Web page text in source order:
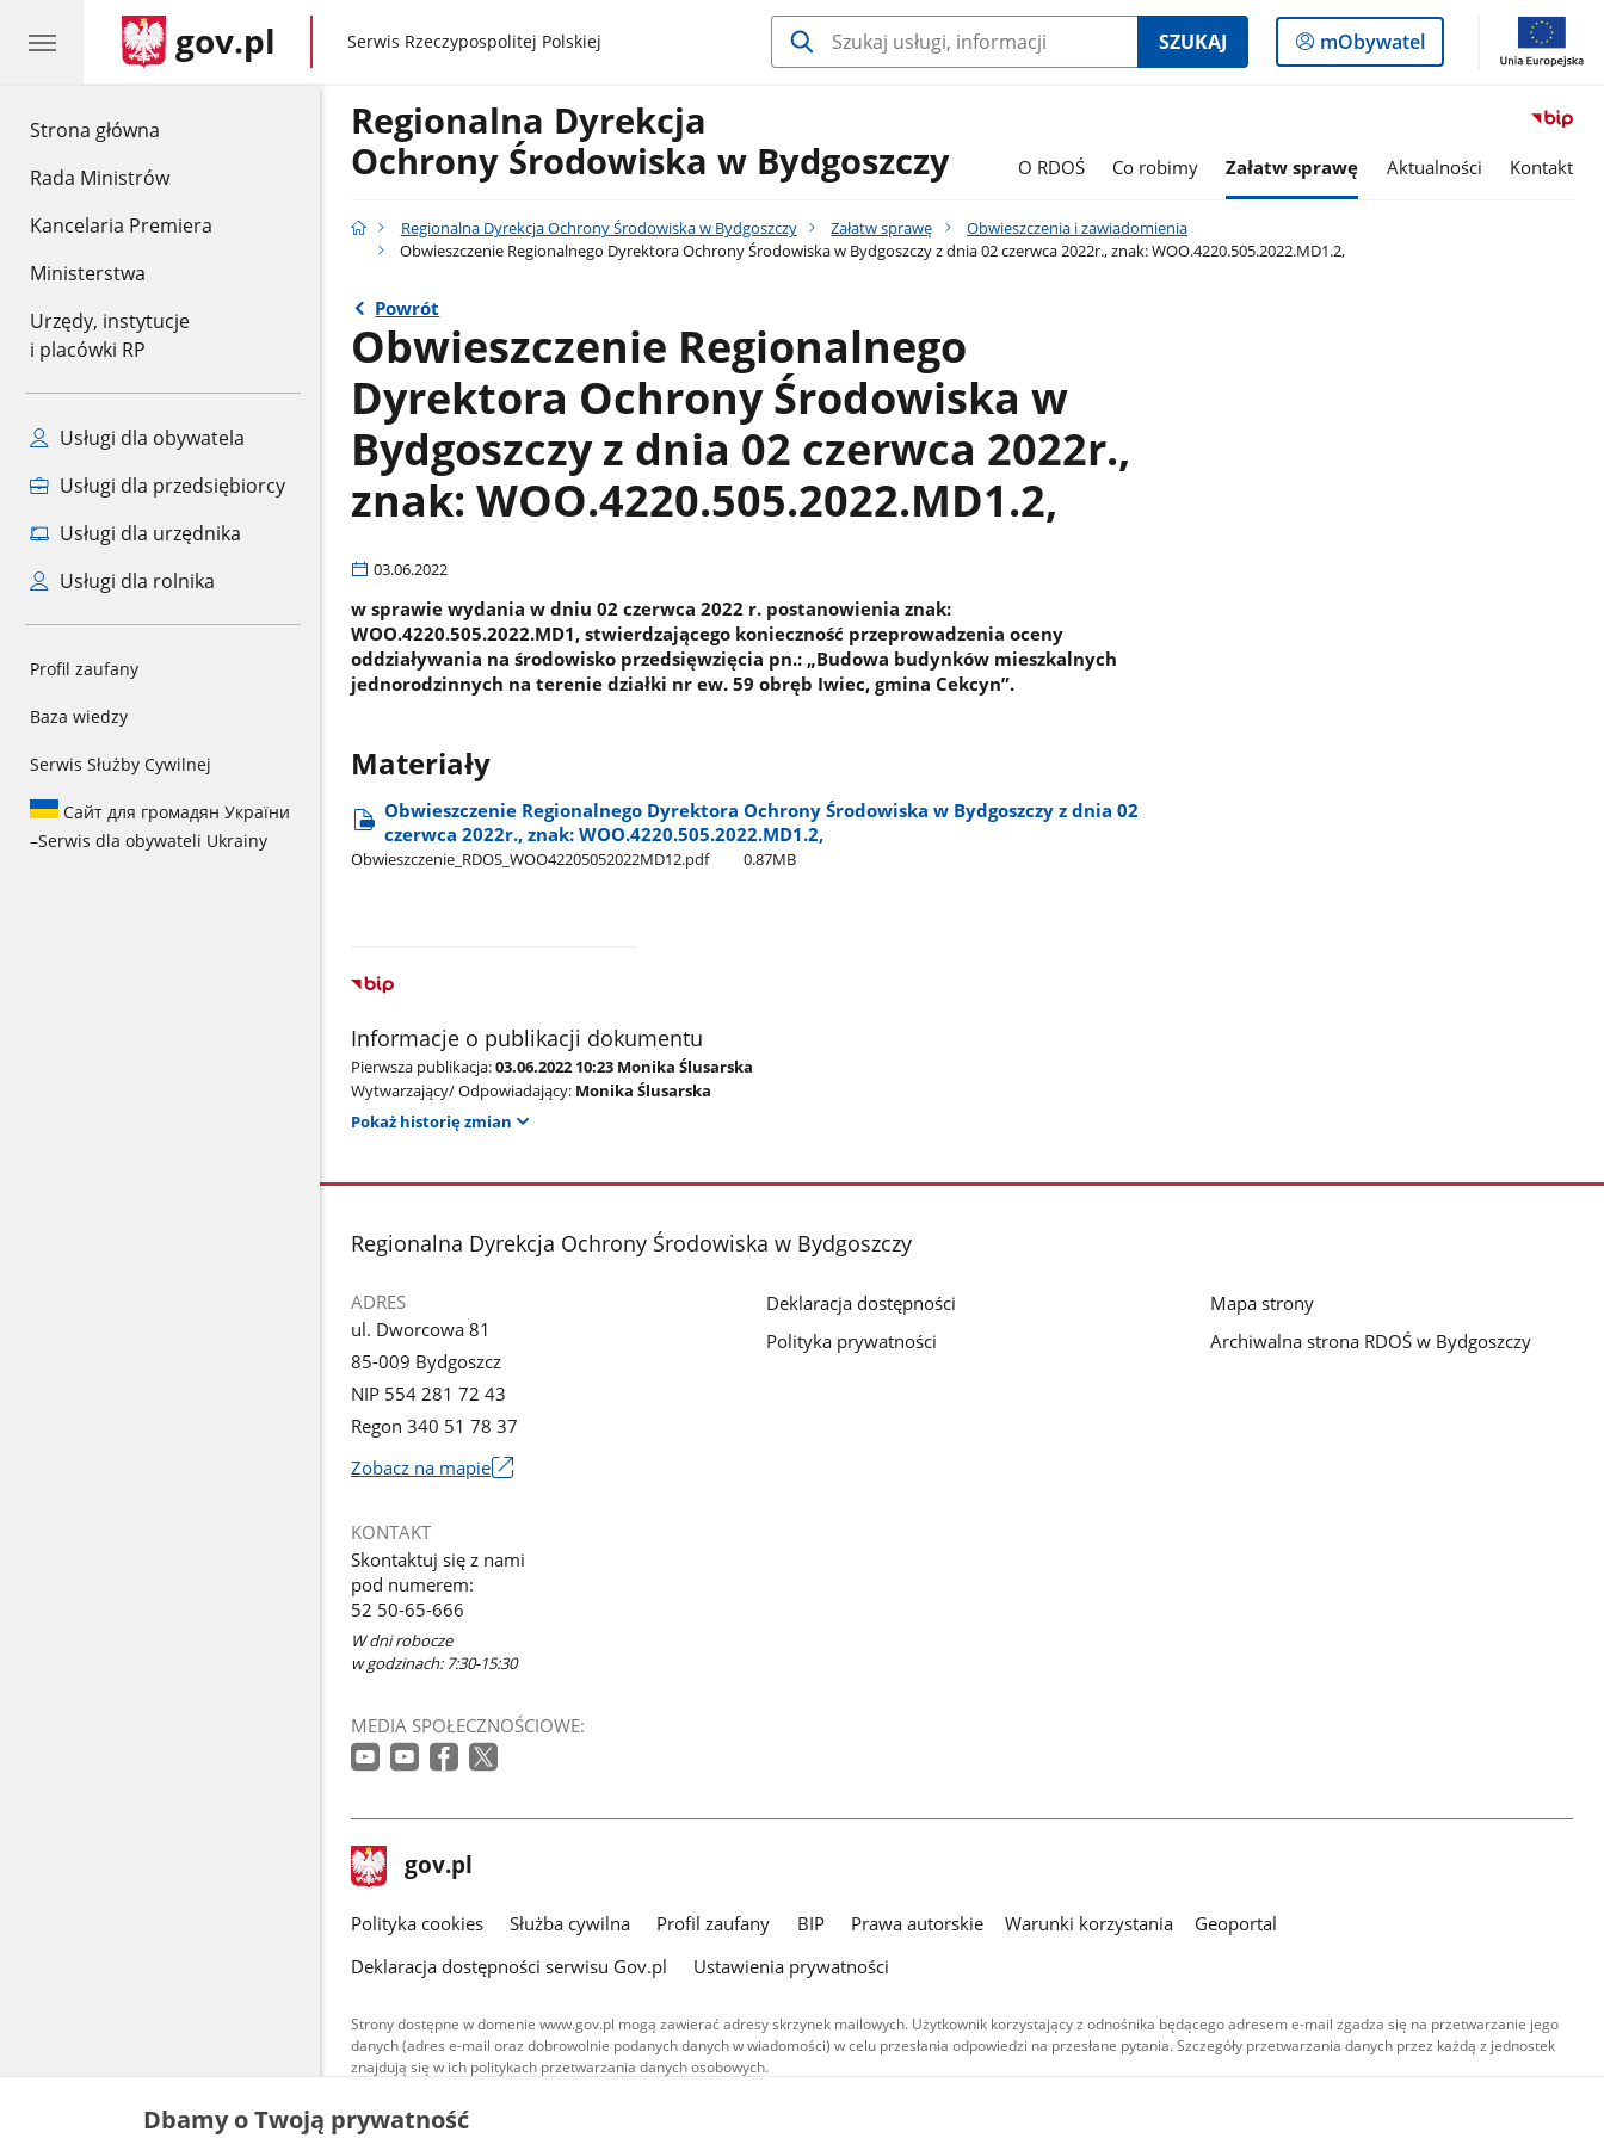
Strona główna
Rada Ministrów
Kancelaria Premiera
Ministerstwa
Urzędy, instytucje
i placówki RP
Usługi dla obywatela
Usługi dla przedsiębiorcy
Usługi dla urzędnika
Usługi dla rolnika
Profil zaufany
Baza wiedzy
Serwis Służby Cywilnej
Сайт для громадян України
–Serwis dla obywateli Ukrainy
gov.pl gov.pl
Serwis Rzeczypospolitej Polskiej SZUKAJ
Logowanie
do
mObywatel
Regionalna Dyrekcja
Ochrony Środowiska w Bydgoszczy
O RDOŚ Co robimy Załatw sprawę Aktualności Kontakt
Regionalna Dyrekcja Ochrony Środowiska w Bydgoszczy Załatw sprawę
Obwieszczenia i zawiadomienia
Obwieszczenie Regionalnego Dyrektora Ochrony Środowiska w Bydgoszczy z dnia 02 czerwca 2022r., znak: WOO.4220.505.2022.MD1.2,
Powrót
Obwieszczenie Regionalnego
Dyrektora Ochrony Środowiska w
Bydgoszczy z dnia 02 czerwca 2022r.,
znak: WOO.4220.505.2022.MD1.2,
03.06.2022
w sprawie wydania w dniu 02 czerwca 2022 r. postanowienia znak:
WOO.4220.505.2022.MD1, stwierdzającego konieczność przeprowadzenia oceny
oddziaływania na środowisko przedsięwzięcia pn.: „Budowa budynków mieszkalnych
jednorodzinnych na terenie działki nr ew. 59 obręb Iwiec, gmina Cekcyn”.
Materiały
Obwieszczenie Regionalnego Dyrektora Ochrony Środowiska w Bydgoszczy z dnia 02
czerwca 2022r., znak: WOO.4220.505.2022.MD1.2,
Obwieszczenie​_RDOS​_WOO42205052022MD12.pdf 0.87MB
Informacje o publikacji dokumentu
Pierwsza publikacja:03.06.2022 10:23 Monika Ślusarska
Wytwarzający/ Odpowiadający: Monika Ślusarska
Pokaż historię zmian
stopka
Regionalna Dyrekcja Ochrony Środowiska w Bydgoszczy
ADRES
ul. Dworcowa 81
85-009 Bydgoszcz
NIP 554 281 72 43
Regon 340 51 78 37
Zobacz na mapie
się
w
nowym
oknie
KONTAKT
Skontaktuj się z nami
pod numerem:
52 50-65-666
W dni robocze
w godzinach: 7:30-15:30
MEDIA SPOŁECZNOŚCIOWE:
Deklaracja dostępności
Polityka prywatności
Mapa strony
Archiwalna strona RDOŚ w Bydgoszczy
stopka
gov.pl Strona
gov.pl
gov.pl
Polityka cookies Służba cywilna Profil zaufany BIP Prawa autorskie Warunki korzystania
Geoportal
Deklaracja dostępności serwisu Gov.pl
Ustawienia prywatności
Strony dostępne w domenie www.gov.pl mogą zawierać adresy skrzynek mailowych. Użytkownik korzystający z odnośnika będącego adresem e-mail zgadza się na przetwarzanie jego
danych (adres e-mail oraz dobrowolnie podanych danych w wiadomości) w celu przesłania odpowiedzi na przesłane pytania. Szczegóły przetwarzania danych przez każdą z jednostek
znajdują się w ich politykach przetwarzania danych osobowych.
Treści tekstowe publikowane w serwisie (z wyłączeniem treści audiowizualnych), są
udostępniane na licencji typu Creative Commons: uznanie autorstwa - na tych samych
Dbamy o Twoją prywatność